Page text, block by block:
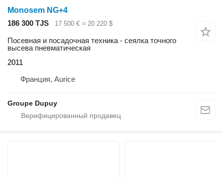
Monosem NG+4
186 300 TJS
17 500 € ≈ 20 220 $
Посевная и посадочная техника - сеялка точного
высева пневматическая
2011
Франция, Aurice
Groupe Dupuy